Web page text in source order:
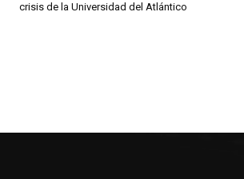
crisis de la Universidad del Atlántico